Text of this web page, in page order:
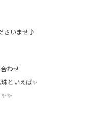
さいませ♪
わせ
といえば✨